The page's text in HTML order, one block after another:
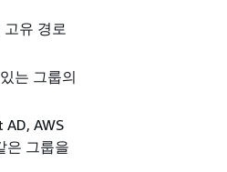
유 경로
는 그룹의
AWS
은 그룹을